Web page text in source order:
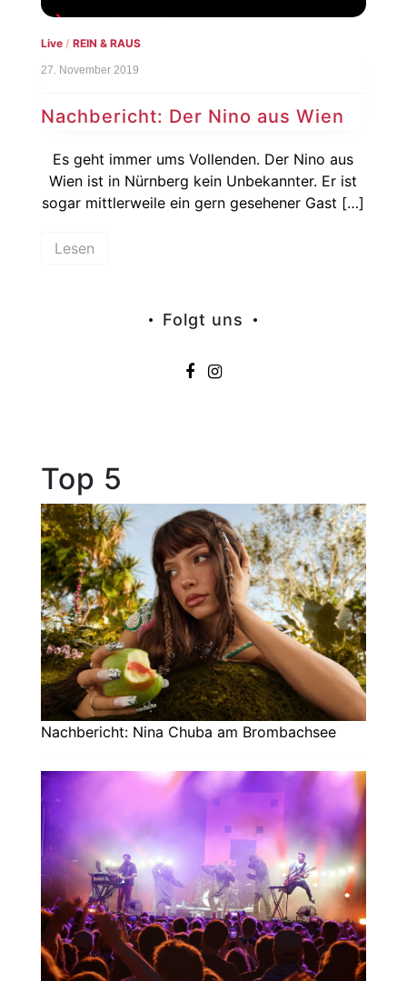
Live/ REIN & RAUS
27. November 2019
Nachbericht: Der Nino aus Wien
Es geht immer ums Vollenden. Der Nino aus
Wien ist in Nürnberg kein Unbekannter. Er ist
sogar mittlerweile ein gern gesehener Gast […]
Lesen
Folgt uns
Top 5
Nachbericht: Nina Chuba am Brombachsee